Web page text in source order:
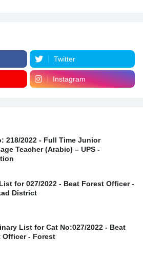
Twitter
Instagram
218/2022 - Full Time Junior
Teacher (Arabic) – UPS -
for 027/2022 - Beat Forest Officer -
District
List for Cat No:027/2022 - Beat
Officer - Forest